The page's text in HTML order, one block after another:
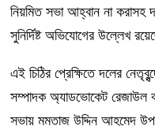
নিয়মিত সভা আহ্বান না করাসহ
সুনির্দিষ্ট অভিযোগের উল্লেখ
এই চিঠির প্রেক্ষিতে দলের
সম্পাদক অ্যাডভোকেট রেজাউল
সভায় মমতাজ উদ্দিন আহমেদ